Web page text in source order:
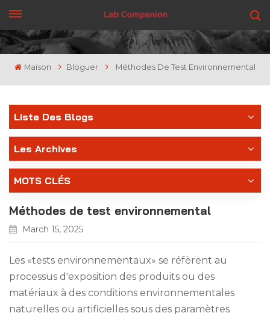
OBTENEZ UN DEVIS
Maison Bloguer Méthodes De Test Environnemental
Liste Des Blogs
Les Archives
MOTS CLÉS
Méthodes de test environnemental
March 15, 2025
Les «tests environnementaux» se réfèrent au
processus d'exposition des produits ou des
matériaux à des conditions environnementales
naturelles ou artificielles sous des paramètres